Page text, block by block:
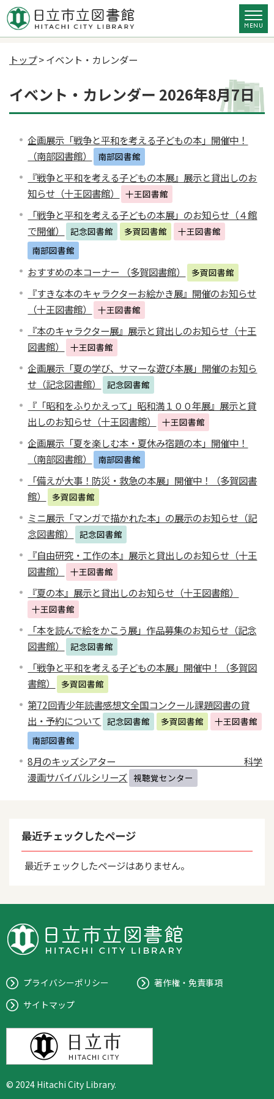
トップ> イベント・カレンダー
イベント・カレンダー 2026年8月7日
企画展示「戦争と平和を考える子どもの本」開催中！
（南部図書館）
南部図書館
『戦争と平和を考える子どもの本展』展示と貸出しのお
知らせ（十王図書館）
十王図書館
「戦争と平和を考える子どもの本展」のお知らせ（４館
で開催）
記念図書館 多賀図書館
十王図書館
南部図書館
おすすめの本コーナー （多賀図書館） 多賀図書館
『すきな本のキャラクターお絵かき展』開催のお知らせ
（十王図書館）
十王図書館
『本のキャラクター展』展示と貸出しのお知らせ（十王
図書館）
十王図書館
企画展示「夏の学び、サマーな遊び本展」開催のお知ら
せ（記念図書館）
記念図書館
『「昭和をふりかえって」昭和満１００年展』展示と貸
出しのお知らせ（十王図書館）
十王図書館
企画展示「夏を楽しむ本・夏休み宿題の本」開催中！
（南部図書館）
南部図書館
「備えが大事！防災・救急の本展」開催中！（多賀図書
館）
多賀図書館
ミニ展示「マンガで描かれた本」の展示のお知らせ（記
念図書館）
記念図書館
『自由研究・工作の本』展示と貸出しのお知らせ（十王
図書館）
十王図書館
『夏の本』展示と貸出しのお知らせ（十王図書館）
十王図書館
「本を読んで絵をかこう展」作品募集のお知らせ（記念
図書館）
記念図書館
「戦争と平和を考える子どもの本展」開催中！（多賀図
書館）
多賀図書館
第72回青少年読書感想文全国コンクール課題図書の貸
出・予約について 記念図書館 多賀図書館
十王図書館
南部図書館
8月のキッズシアター 科学
漫画サバイバルシリーズ 視聴覚センター
最近チェックしたページ
最近チェックしたページはありません。
プライバシーポリシー
著作権・免責事項
サイトマップ
© 2024 Hitachi City Library.